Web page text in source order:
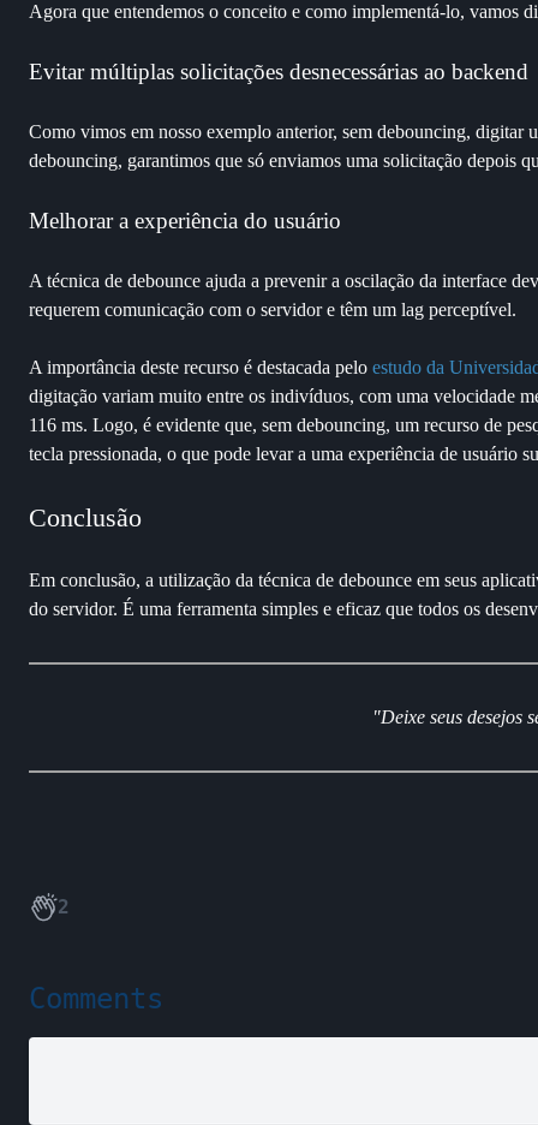
Agora que entendemos o conceito e como implementá-lo, vamos
Evitar múltiplas solicitações desnecessárias ao backend
Como vimos em nosso exemplo anterior, sem debouncing, digitar
debouncing, garantimos que só enviamos uma solicitação depois
Melhorar a experiência do usuário
A técnica de debounce ajuda a prevenir a oscilação da interface
requerem comunicação com o servidor e têm um lag perceptível.
A importância deste recurso é destacada pelo estudo da
digitação variam muito entre os indivíduos, com uma velocidade
116 ms. Logo, é evidente que, sem debouncing, um recurso de
tecla pressionada, o que pode levar a uma experiência de usuário
Conclusão
Em conclusão, a utilização da técnica de debounce em seus
do servidor. É uma ferramenta simples e eficaz que todos os
"Deixe seus desejos
2
Comments